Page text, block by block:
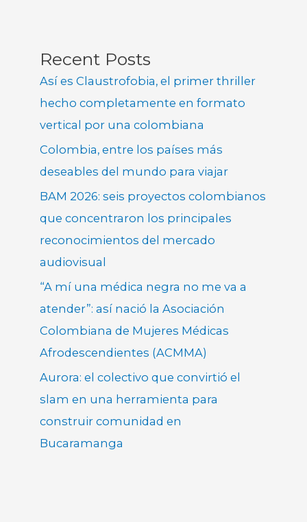
Recent Posts
Así es Claustrofobia, el primer thriller
hecho completamente en formato
vertical por una colombiana
Colombia, entre los países más
deseables del mundo para viajar
BAM 2026: seis proyectos colombianos
que concentraron los principales
reconocimientos del mercado
audiovisual
“A mí una médica negra no me va a
atender”: así nació la Asociación
Colombiana de Mujeres Médicas
Afrodescendientes (ACMMA)
Aurora: el colectivo que convirtió el
slam en una herramienta para
construir comunidad en
Bucaramanga